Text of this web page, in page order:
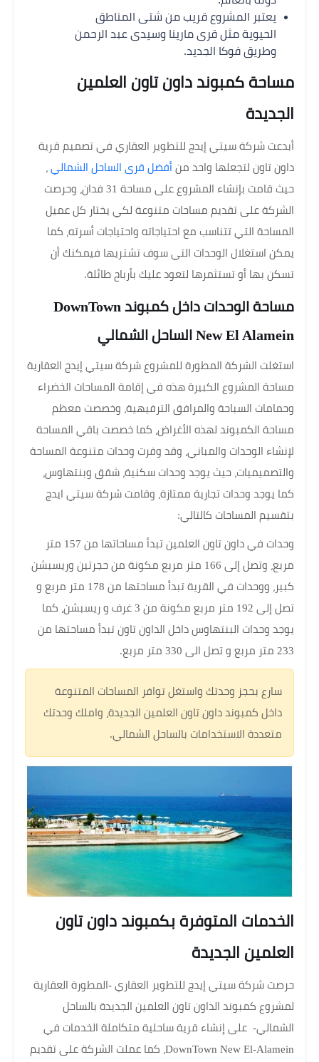
يعتبر المشروع قريب من شتى المناطق
الحيوية مثل قرى مارينا وسيدى عبد الرحمن
وطريق فوكا الجديد.
مساحة كمبوند داون تاون العلمين
الجديدة
أبدعت شركة سيتي إيدج للتطوير العقاري في تصميم قرية
داون تاون لتجعلها واحد من أفضل قرى الساحل الشمالي
حيث قامت بإنشاء المشروع على مساحة 31 فدان، وحرصت
الشركة على تقديم مساحات متنوعة لكي يختار كل عميل
المساحة التي تتناسب مع احتياجاته واحتياجات أسرته، كما
يمكن استغلال الوحدات التي سوف تشتريها فيمكنك أن
تسكن بها أو تستثمرها لتعود عليك بأرباح طائلة.
مساحة الوحدات داخل كمبوند DownTown
New El Alamein الساحل الشمالي
استغلت الشركة المطورة للمشروع شركة سيتي إيدج العقارية
مساحة المشروع الكبيرة هذه في إقامة المساحات الخضراء
وحمامات السباحة والمرافق الترفيهية، وخصصت معظم
مساحة الكمبوند لهذه الأغراض، كما خصصت باقي المساحة
لإنشاء الوحدات والمباني، وقد وفرت وحدات متنوعة المساحة
والتصميميات، حيث يوجد وحدات سكنية، شقق وبنتهاوس،
كما يوجد وحدات تجارية ممتازة، وقامت شركة سيتي ايدج
بتقسيم المساحات كالتالي:
وحدات في داون تاون العلمين تبدأ مساحاتها من 157 متر
مربع، وتصل إلى 166 متر مربع مكونة من حجرتين وريسبشن
كبير، ووحدات في القرية تبدأ مساحتها من 178 متر مربع و
تصل إلى 192 متر مربع مكونة من 3 غرف و ريسبشن، كما
يوجد وحدات البنتهاوس داخل الداون تاون تبدأ مساحتها من
233 متر مربع و تصل الى 330 متر مربع.
سارع بحجز وحدتك واستغل توافر المساحات المتنوعة
داخل كمبوند داون تاون العلمين الجديدة، واملك وحدتك
متعددة الاستخدامات بالساحل الشمالي.
الخدمات المتوفرة بكمبوند داون تاون
العلمين الجديدة
حرصت شركة سيتي إيدج للتطوير العقاري -المطورة العقارية
لمشروع كمبوند الداون تاون العلمين الجديدة بالساحل
الشمالي- على إنشاء قرية ساحلية متكاملة الخدمات في
DownTown New El-Alamein، كما عملت الشركة على تقديم